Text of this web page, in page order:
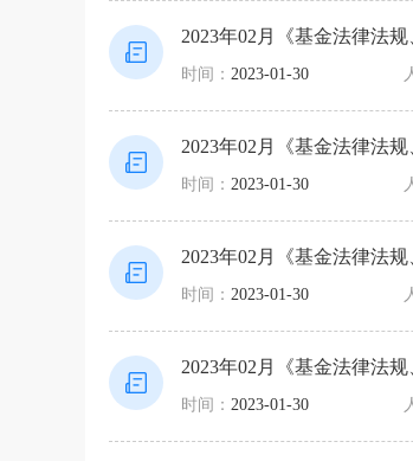
2023年02月《基金法律法
时间： 2023-01-30
2023年02月《基金法律法
时间： 2023-01-30
2023年02月《基金法律法
时间： 2023-01-30
2023年02月《基金法律法
时间： 2023-01-30